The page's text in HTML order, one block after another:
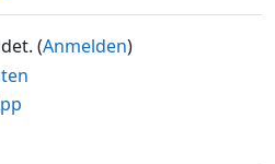
(Anmelden)